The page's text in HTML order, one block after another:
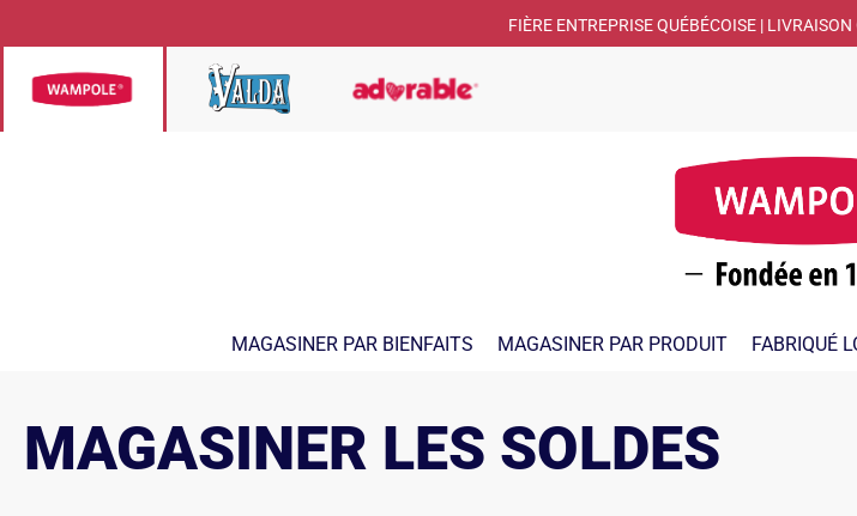
FIÈRE ENTREPRISE QUÉBÉCOISE |
MAGASINER PAR BIENFAITS MAGASINER PAR PRODUIT FABRIQUÉ
MAGASINER LES SOLDES